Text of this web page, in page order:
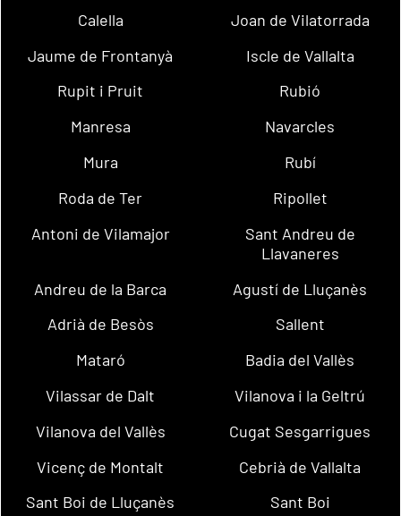
Calella
Joan de Vilatorrada
Jaume de Frontanyà
Iscle de Vallalta
Rupit i Pruit
Rubió
Manresa
Navarcles
Mura
Rubí
Roda de Ter
Ripollet
Antoni de Vilamajor
Sant Andreu de
Llavaneres
Andreu de la Barca
Agustí de Lluçanès
Adrià de Besòs
Sallent
Mataró
Badia del Vallès
Vilassar de Dalt
Vilanova i la Geltrú
Vilanova del Vallès
Cugat Sesgarrigues
Vicenç de Montalt
Cebrià de Vallalta
Sant Boi de Lluçanès
Sant Boi